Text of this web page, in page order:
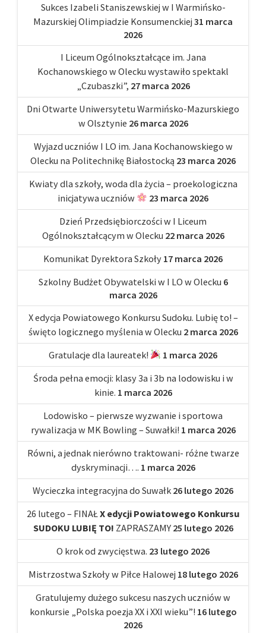
Sukces Izabeli Staniszewskiej w I Warmińsko-
Mazurskiej Olimpiadzie Konsumenckiej 31 marca
2026
I Liceum Ogólnokształcące im. Jana
Kochanowskiego w Olecku wystawiło spektakl
„Czubaszki”, 27 marca 2026
Dni Otwarte Uniwersytetu Warmińsko-Mazurskiego
w Olsztynie 26 marca 2026
Wyjazd uczniów I LO im. Jana Kochanowskiego w
Olecku na Politechnikę Białostocką 23 marca 2026
Kwiaty dla szkoły, woda dla życia – proekologiczna
inicjatywa uczniów
23 marca 2026
Dzień Przedsiębiorczości w I Liceum
Ogólnokształcącym w Olecku 22 marca 2026
Komunikat Dyrektora Szkoły 17 marca 2026
Szkolny Budżet Obywatelski w I LO w Olecku 6
marca 2026
X edycja Powiatowego Konkursu Sudoku. Lubię to! –
święto logicznego myślenia w Olecku 2 marca 2026
Gratulacje dla laureatek!
1 marca 2026
Środa pełna emocji: klasy 3a i 3b na lodowisku i w
kinie. 1 marca 2026
Lodowisko – pierwsze wyzwanie i sportowa
rywalizacja w MK Bowling – Suwałki! 1 marca 2026
Równi, a jednak nierówno traktowani- różne twarze
dyskryminacji…. 1 marca 2026
Wycieczka integracyjna do Suwałk 26 lutego 2026
26 lutego – FINAŁ X edycji Powiatowego Konkursu
SUDOKU LUBIĘ TO! ZAPRASZAMY 25 lutego 2026
O krok od zwycięstwa. 23 lutego 2026
Mistrzostwa Szkoły w Piłce Halowej 18 lutego 2026
Gratulujemy dużego sukcesu naszych uczniów w
konkursie „Polska poezja XX i XXI wieku”! 16 lutego
2026